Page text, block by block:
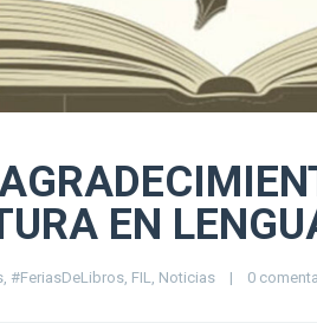
EN
, #FeriasDeLibros, FIL, Noticias | 0